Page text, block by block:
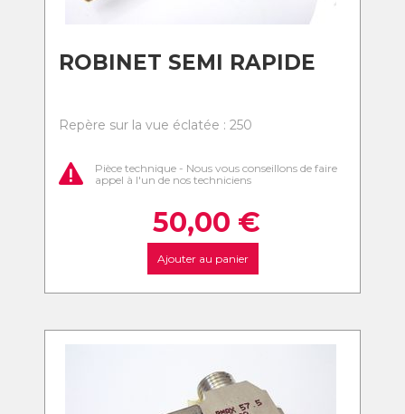
ROBINET SEMI RAPIDE
Repère sur la vue éclatée : 250
Pièce technique - Nous vous conseillons de faire
appel à l'un de nos techniciens
50,00 €
Ajouter au panier